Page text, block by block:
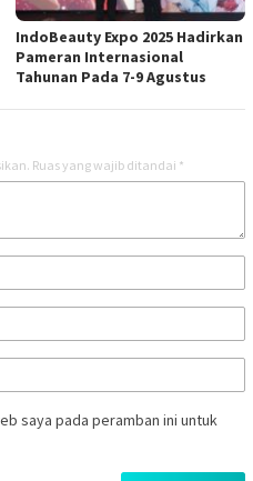
IndoBeauty Expo 2025 Hadirkan
Pameran Internasional
Tahunan Pada 7-9 Agustus
Ruas yang wajib ditandai *
saya pada peramban ini untuk